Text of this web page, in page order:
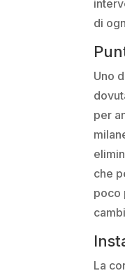
di
Uno
per
che
poco
La